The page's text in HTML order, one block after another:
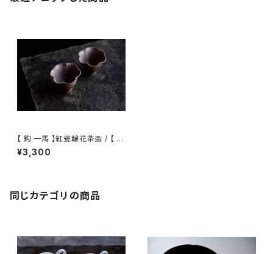
【 鈎 一馬 】紅瓷輪花茶盃 / 【 k
azuma magari 】Teacup
¥3,300
同じカテゴリの商品